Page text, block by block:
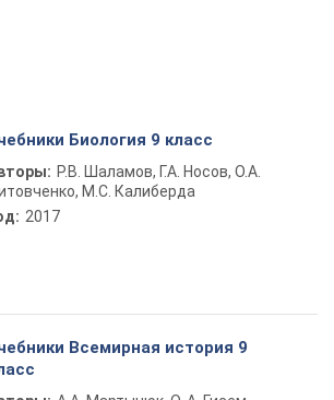
Биология 9 класс
Р.В. Шаламов, Г.А. Носов, О.А.
М.С. Калиберда
2017
Всемирная история 9